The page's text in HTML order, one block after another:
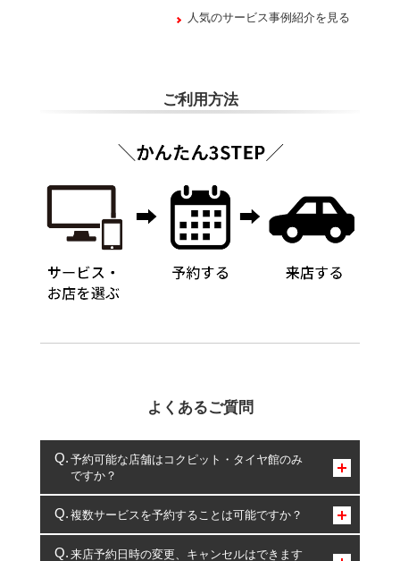
人気のサービス事例紹介を見る
ご利用方法
よくあるご質問
予約可能な店舗はコクピット・タイヤ館のみ
ですか？
コクピット・タイヤ館のみとなります。
複数サービスを予約することは可能ですか？
複数サービスのご予約は可能です。
来店予約日時の変更、キャンセルはできます